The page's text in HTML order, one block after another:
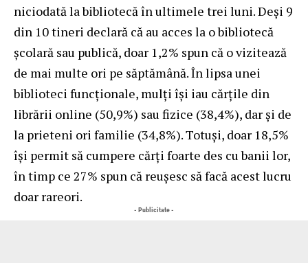
niciodată la bibliotecă în ultimele trei luni. Deși 9
din 10 tineri declară că au acces la o bibliotecă
școlară sau publică, doar 1,2% spun că o vizitează
de mai multe ori pe săptămână. În lipsa unei
biblioteci funcționale, mulți își iau cărțile din
librării online (50,9%) sau fizice (38,4%), dar și de
la prieteni ori familie (34,8%). Totuși, doar 18,5%
își permit să cumpere cărți foarte des cu banii lor,
în timp ce 27% spun că reușesc să facă acest lucru
doar rareori.
- Publicitate -